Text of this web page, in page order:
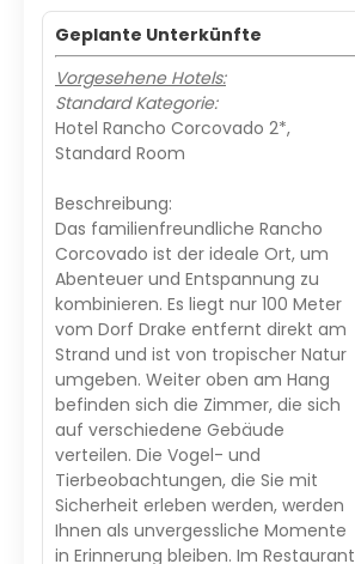
Geplante Unterkünfte
Vorgesehene Hotels:
Standard Kategorie:
Hotel Rancho Corcovado 2*,
Standard Room
Beschreibung:
Das familienfreundliche Rancho
Corcovado ist der ideale Ort, um
Abenteuer und Entspannung zu
kombinieren. Es liegt nur 100 Meter
vom Dorf Drake entfernt direkt am
Strand und ist von tropischer Natur
umgeben. Weiter oben am Hang
befinden sich die Zimmer, die sich
auf verschiedene Gebäude
verteilen. Die Vogel- und
Tierbeobachtungen, die Sie mit
Sicherheit erleben werden, werden
Ihnen als unvergessliche Momente
in Erinnerung bleiben. Im Restaurant